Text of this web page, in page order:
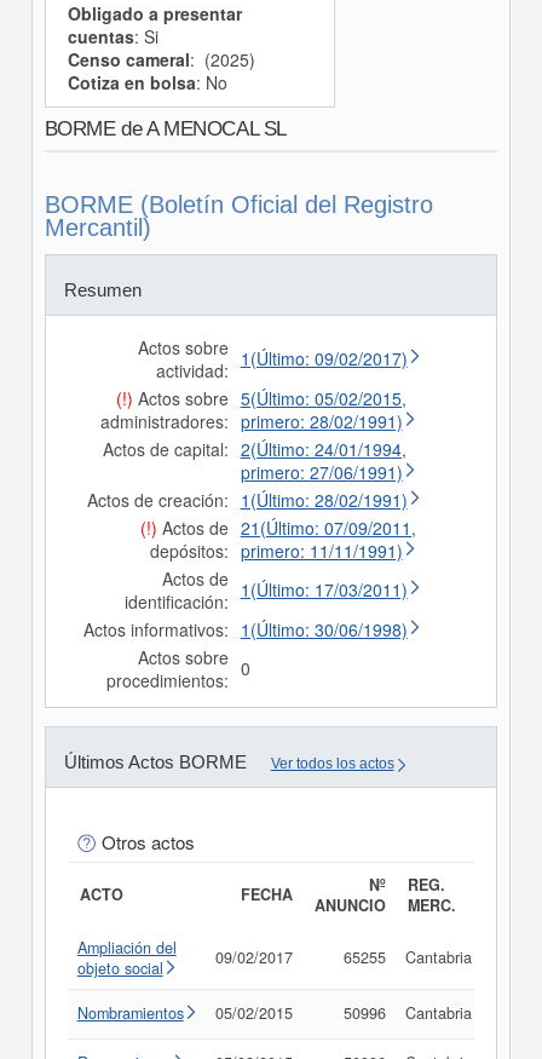
Obligado a presentar
cuentas: Si
Censo cameral: (2025)
Cotiza en bolsa: No
BORME de A MENOCAL SL
BORME (Boletín Oficial del Registro
Mercantil)
Resumen
Actos sobre
actividad: 1(Último: 09/02/2017)
(!) Actos sobre
administradores:
5(Último: 05/02/2015,
primero: 28/02/1991)
Actos de capital: 2(Último: 24/01/1994,
primero: 27/06/1991)
Actos de creación: 1(Último: 28/02/1991)
(!) Actos de
depósitos:
21(Último: 07/09/2011,
primero: 11/11/1991)
Actos de
identificación: 1(Último: 17/03/2011)
Actos informativos: 1(Último: 30/06/1998)
Actos sobre
procedimientos: 0
Últimos Actos BORME Ver todos los actos
Otros actos
ACTO FECHA
Nº
ANUNCIO
REG.
MERC.
Ampliación del
objeto social
09/02/2017 65255 Cantabria
Nombramientos 05/02/2015 50996 Cantabria